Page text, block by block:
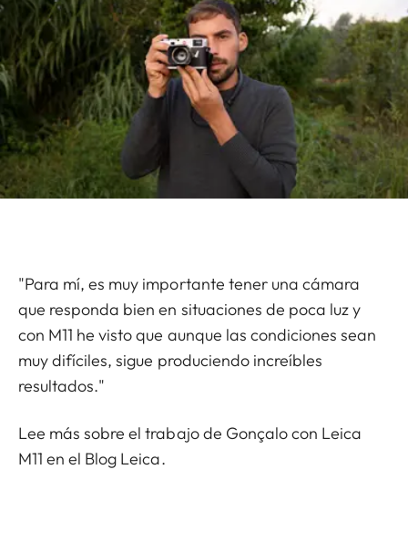
"Para mí, es muy importante tener una cámara
que responda bien en situaciones de poca luz y
con M11 he visto que aunque las condiciones sean
muy difíciles, sigue produciendo increíbles
resultados."
Lee más sobre el trabajo de Gonçalo con Leica
M11 en el Blog Leica.